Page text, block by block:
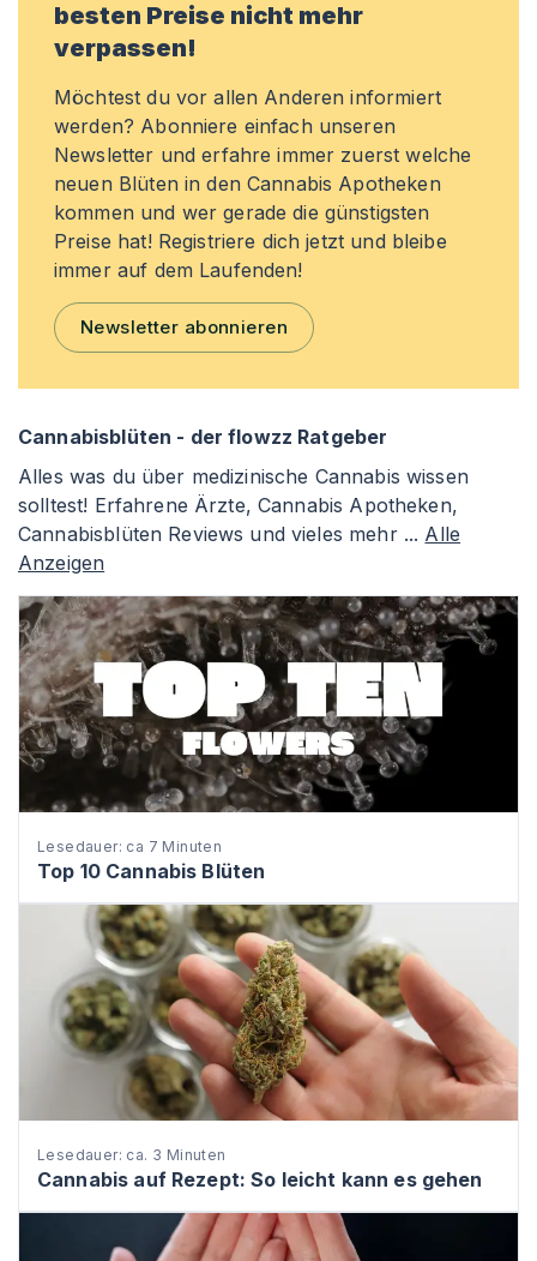
besten Preise nicht mehr
verpassen!
Möchtest du vor allen Anderen informiert
werden? Abonniere einfach unseren
Newsletter und erfahre immer zuerst welche
neuen Blüten in den Cannabis Apotheken
kommen und wer gerade die günstigsten
Preise hat! Registriere dich jetzt und bleibe
immer auf dem Laufenden!
Newsletter abonnieren
Cannabisblüten - der flowzz Ratgeber
Alles was du über medizinische Cannabis wissen
solltest! Erfahrene Ärzte, Cannabis Apotheken,
Cannabisblüten Reviews und vieles mehr ... Alle
Anzeigen
Lesedauer: ca 7 Minuten
Top 10 Cannabis Blüten
Lesedauer: ca. 3 Minuten
Cannabis auf Rezept: So leicht kann es gehen